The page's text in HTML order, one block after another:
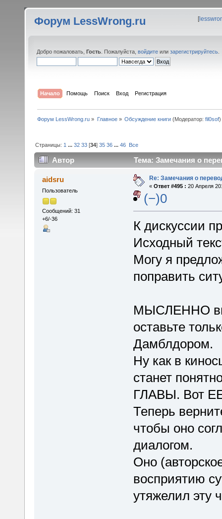
Форум LessWrong.ru [
Добро пожаловать, Гость . Пожалуйста, войдите или зарегистрируйтесь
Начало Помощь Поиск Вход Регистрация
Форум LessWrong.ru » Главное» Обсуждение книги(Модератор: fil0sof)
Страницы: 1 ...32 33 [34]35 36 ...46 Все
Автор Тема: Замечания о
aidsru
Пользователь
Сообщений: 31
+6/-36
Re: Замечания о
« Ответ #495 : 20 Апреля
(−)0
К дискуссии
Исходный
Могу я
поправить
МЫСЛЕННО
оставьте
Дамблдором.
Ну как в
станет
ГЛАВЫ. Вот
Теперь
чтобы оно
диалогом.
Оно
восприятию
утяжелил эту